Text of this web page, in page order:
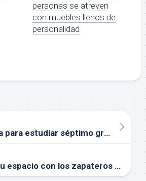
personas se atreven
con muebles llenos de
personalidad
Guía completa para estudiar séptimo grado en Canadá
Maximice su espacio con los zapateros pequeños